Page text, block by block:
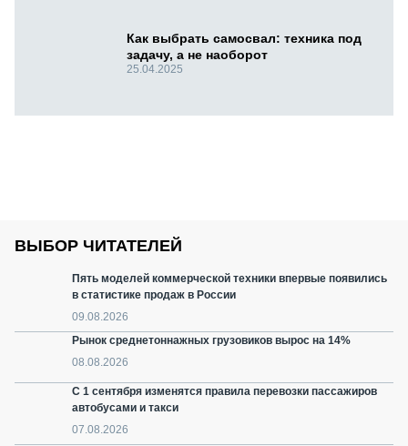
Как выбрать самосвал: техника под
задачу, а не наоборот
25.04.2025
ВЫБОР ЧИТАТЕЛЕЙ
Пять моделей коммерческой техники впервые появились
в статистике продаж в России
09.08.2026
Рынок среднетоннажных грузовиков вырос на 14%
08.08.2026
С 1 сентября изменятся правила перевозки пассажиров
автобусами и такси
07.08.2026